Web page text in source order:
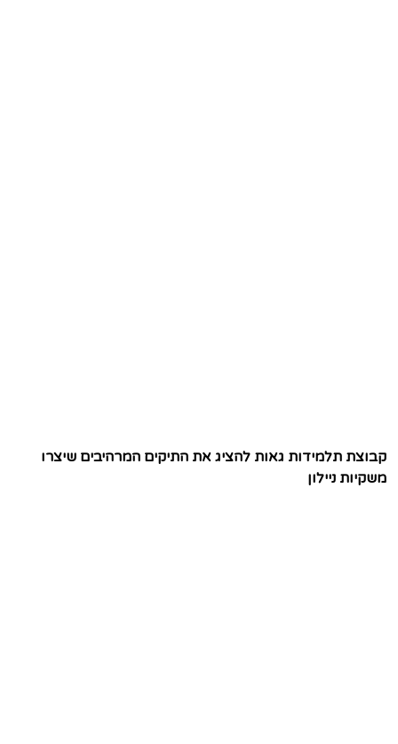
קבוצת תלמידות גאות להציג את התיקים המרהיבים שיצרו
משקיות ניילון